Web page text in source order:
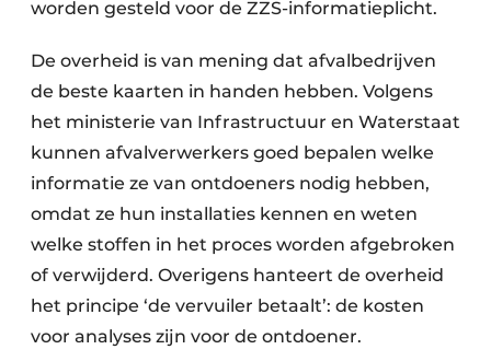
worden gesteld voor de ZZS-informatieplicht.
De overheid is van mening dat afvalbedrijven
de beste kaarten in handen hebben. Volgens
het ministerie van Infrastructuur en Waterstaat
kunnen afvalverwerkers goed bepalen welke
informatie ze van ontdoeners nodig hebben,
omdat ze hun installaties kennen en weten
welke stoffen in het proces worden afgebroken
of verwijderd. Overigens hanteert de overheid
het principe ‘de vervuiler betaalt’: de kosten
voor analyses zijn voor de ontdoener.